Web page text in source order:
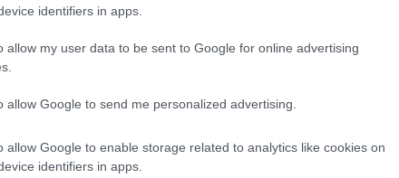
identifiers in apps.
allow my user data to be sent to Google for online advertising
allow Google to send me personalized advertising.
allow Google to enable storage related to analytics like cookies on
identifiers in apps.
destinatari previsti
progetti che somministrino pasti nelle
enti governativi, organizzazioni non